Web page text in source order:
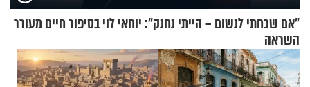
"אם שכחתי לנשום – הייתי נחנק": יוחאי לוי בסיפור חיים מעורר
השראה